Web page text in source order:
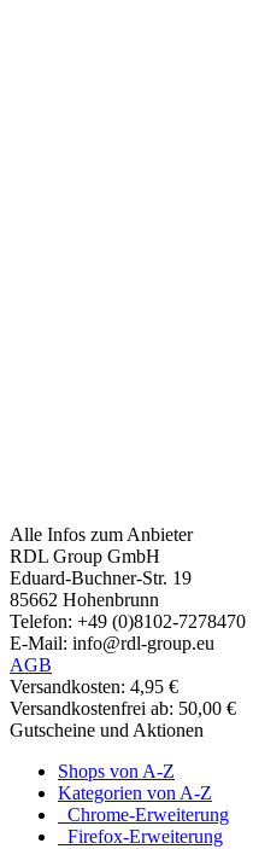
Alle Infos zum Anbieter
RDL Group GmbH
Eduard-Buchner-Str. 19
85662 Hohenbrunn
Telefon: +49 (0)8102-7278470
E-Mail: info@rdl-group.eu
AGB
Versandkosten: 4,95 €
Versandkostenfrei ab: 50,00 €
Gutscheine und Aktionen
Shops von A-Z
Kategorien von A-Z
Chrome-Erweiterung
Firefox-Erweiterung